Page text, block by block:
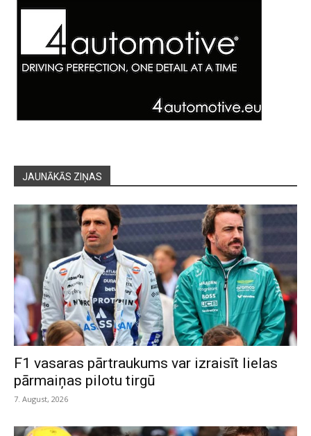
JAUNĀKĀS ZIŅAS
F1 vasaras pārtraukums var izraisīt lielas
pārmaiņas pilotu tirgū
7. August, 2026